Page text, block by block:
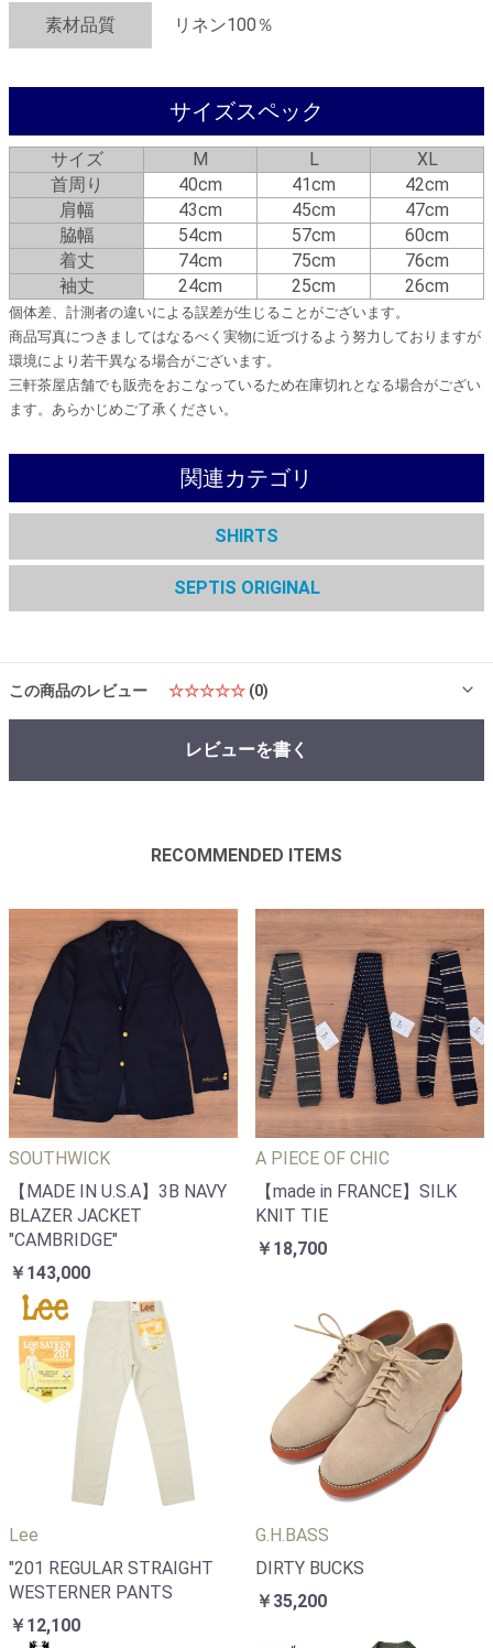
素材品質 リネン100％
サイズスペック
サイズ M L
XL
首周り
40cm 41cm
42cm
肩幅
43cm 45cm
47cm
脇幅
54cm 57cm
60cm
着丈
74cm 75cm
76cm
袖丈
24cm 25cm 26cm
個体差、計測者の違いによる誤差が生じることがございます。
商品写真につきましてはなるべく実物に近づけるよう努力しておりますが
環境により若干異なる場合がございます。
三軒茶屋店舗でも販売をおこなっているため在庫切れとなる場合がござい
ます。あらかじめご了承ください。
関連カテゴリ
SHIRTS
SEPTIS ORIGINAL
この商品のレビュー ☆☆☆☆☆ (0)
レビューを書く
RECOMMENDED ITEMS
SOUTHWICK
【MADE IN U.S.A】3B NAVY
BLAZER JACKET
"CAMBRIDGE"
￥143,000
A PIECE OF CHIC
【made in FRANCE】SILK
KNIT TIE
￥18,700
Lee
"201 REGULAR STRAIGHT
WESTERNER PANTS
￥12,100
G.H.BASS
DIRTY BUCKS
￥35,200